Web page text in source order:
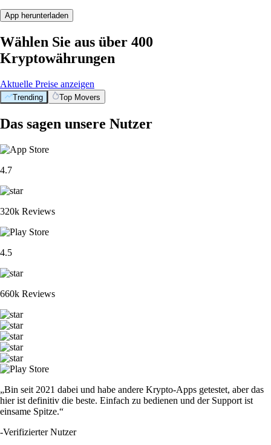
App herunterladen
Wählen Sie aus über 400
Kryptowährungen
Aktuelle Preise anzeigen
Trending Top Movers
Das sagen unsere Nutzer
4.7
320k Reviews
4.5
660k Reviews
„Bin seit 2021 dabei und habe andere Krypto-Apps getestet, aber das
hier ist definitiv die beste. Einfach zu bedienen und der Support ist
einsame Spitze.“
-Verifizierter Nutzer